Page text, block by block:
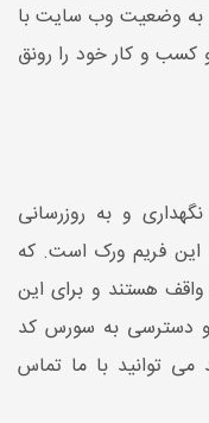
به وضعیت وب سایت با
کسب و کار خود را رونق
و به روزرسانی
این فریم ورک است. که
هستند و برای این
و دسترسی به سورس کد
می توانید با ما تماس